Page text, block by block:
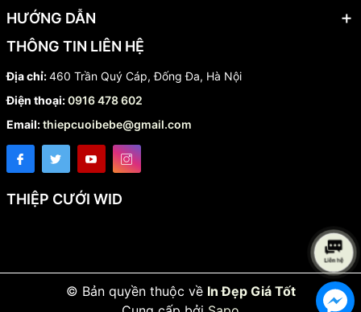
HƯỚNG DẪN
THÔNG TIN LIÊN HỆ
Địa chỉ:460 Trần Quý Cáp, Đống Đa, Hà Nội
Điện thoại:0916 478 602
Email:thiepcuoibebe@gmail.com
THIỆP CƯỚI WID
© Bản quyền thuộc về In Đẹp Giá Tốt